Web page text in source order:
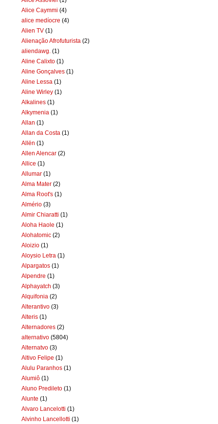
Alice Caymmi (4)
alice medíocre (4)
Alien TV (1)
Alienação Afrofuturista (2)
aliendawg. (1)
Aline Calixto (1)
Aline Gonçalves (1)
Aline Lessa (1)
Aline Wirley (1)
Alkalines (1)
Alkymenia (1)
Allan (1)
Allan da Costa (1)
Allën (1)
Allen Alencar (2)
Allice (1)
Allumar (1)
Alma Mater (2)
Alma Root's (1)
Almério (3)
Almir Chiaratti (1)
Aloha Haole (1)
Alohatomic (2)
Aloizio (1)
Aloysio Letra (1)
Alpargatos (1)
Alpendre (1)
Alphayatch (3)
Alquifonia (2)
Alterantivo (3)
Alteris (1)
Alternadores (2)
alternativo (5804)
Alternatvo (3)
Altivo Felipe (1)
Alulu Paranhos (1)
Alumiô (1)
Aluno Predileto (1)
Alunte (1)
Alvaro Lancelotti (1)
Alvinho Lancellotti (1)